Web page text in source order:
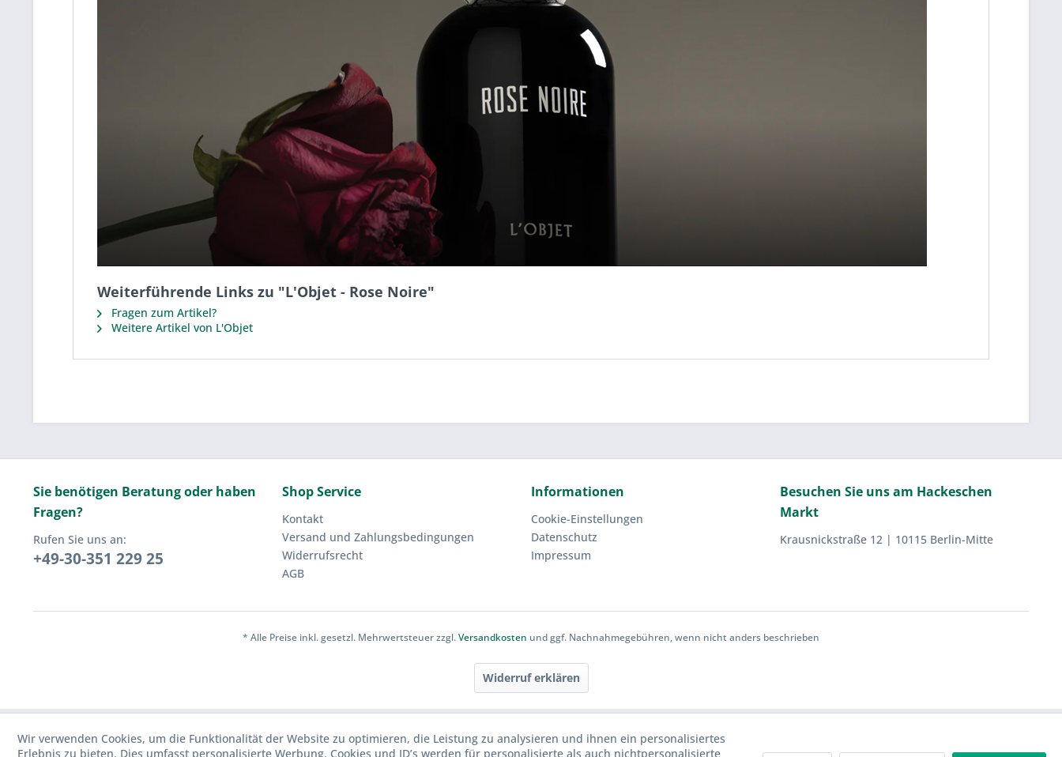
Weiterführende Links zu "L'Objet - Rose Noire"
Fragen zum Artikel?
Weitere Artikel von L'Objet
Sie benötigen Beratung oder haben
Fragen?
Rufen Sie uns an:
+49-30-351 229 25
Shop Service
Kontakt
Versand und Zahlungsbedingungen
Widerrufsrecht
AGB
Informationen
Cookie-Einstellungen
Datenschutz
Impressum
Besuchen Sie uns am Hackeschen
Markt
Krausnickstraße 12 | 10115 Berlin-Mitte
* Alle Preise inkl. gesetzl. Mehrwertsteuer zzgl.Versandkosten und ggf. Nachnahmegebühren, wenn nicht anders beschrieben
Widerruf erklären
Wir verwenden Cookies, um die Funktionalität der Website zu optimieren, die Leistung zu analysieren und ihnen ein personalisiertes
Erlebnis zu bieten. Dies umfasst personalisierte Werbung. Cookies und ID’s werden für personalisierte als auch nichtpersonalisierte